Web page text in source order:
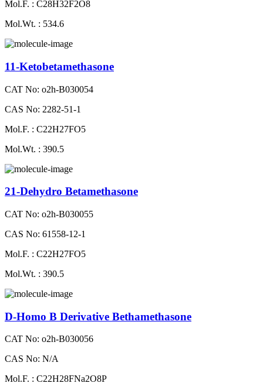
Mol.F. : C28H32F2O8
Mol.Wt. : 534.6
11-Ketobetamethasone
CAT No: o2h-B030054
CAS No: 2282-51-1
Mol.F. : C22H27FO5
Mol.Wt. : 390.5
21-Dehydro Betamethasone
CAT No: o2h-B030055
CAS No: 61558-12-1
Mol.F. : C22H27FO5
Mol.Wt. : 390.5
D-Homo B Derivative Bethamethasone
CAT No: o2h-B030056
CAS No: N/A
Mol.F. : C22H28FNa2O8P